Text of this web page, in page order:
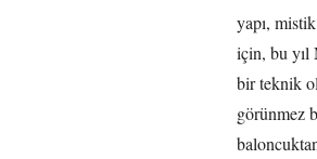
yapı,
için, bu yıl
bir teknik
görünmez